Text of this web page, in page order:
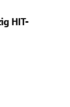
HIT-